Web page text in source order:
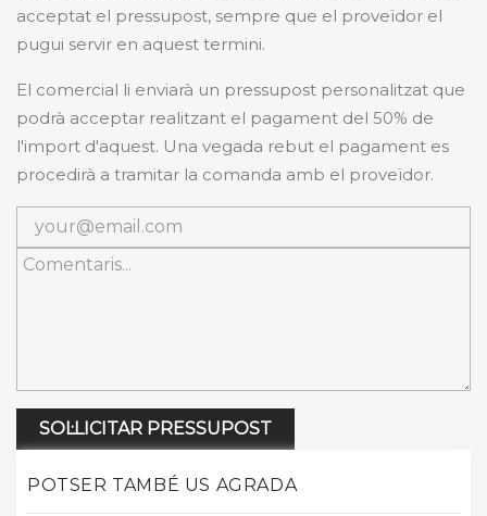
acceptat el pressupost, sempre que el proveïdor el
pugui servir en aquest termini.
El comercial li enviarà un pressupost personalitzat que
podrà acceptar realitzant el pagament del 50% de
l'import d'aquest. Una vegada rebut el pagament es
procedirà a tramitar la comanda amb el proveïdor.
SOL·LICITAR PRESSUPOST
POTSER TAMBÉ US AGRADA